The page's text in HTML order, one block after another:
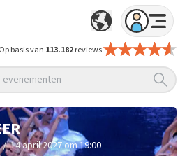
Op basis van 113.182reviews
/ 14 april 2027 om 19:00